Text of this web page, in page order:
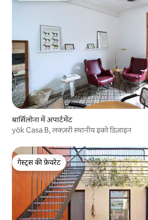
बार्सिलोना में अपार्टमेंट
yök Casa B, लक्ज़री स्थानीय इको डिज़ाइन
गेस्ट्स की फ़ेवरेट
गेस्ट्स की फ़ेवरेट